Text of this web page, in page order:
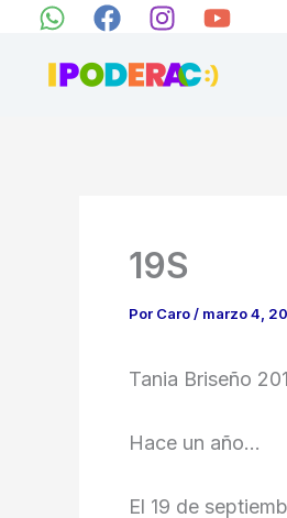
contenido
19S
Por Caro/ marzo 4,
Tania Briseño
Hace un año…
El 19 de